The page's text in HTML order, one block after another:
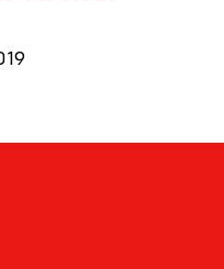
pelo
aqueles em posição